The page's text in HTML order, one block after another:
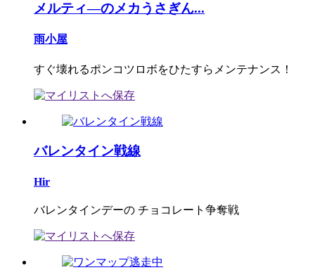
メルティ―のメカうさぎん...
雨小屋
すぐ壊れるポンコツロボをひたすらメンテナンス！
バレンタイン戦線
Hir
バレンタインデーの チョコレート争奪戦